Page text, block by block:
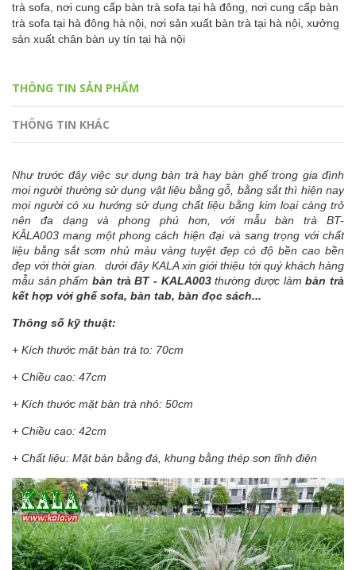
trà sofa, nơi cung cấp bàn trà sofa tại hà đông, nơi cung cấp bàn
trà sofa tại hà đông hà nội, nơi sản xuất bàn trà tại hà nội, xưởng
sản xuất chân bàn uy tín tại hà nội
THÔNG TIN SẢN PHẨM
THÔNG TIN KHÁC
Như trước đây việc sự dụng bàn trà hay bàn ghế trong gia đình
mọi người thường sử dụng vật liệu bằng gỗ, bằng sắt thì hiện nay
mọi người có xu hướng sử dụng chất liệu bằng kim loại càng trở
nên đa dạng và phong phú hơn, với mẫu bàn trà BT-
KÂLA003 mang một phong cách hiện đại và sang trọng với chất
liệu bằng sắt sơm nhủ màu vàng tuyệt đẹp có độ bền cao bền
đẹp với thời gian. dưới đây KALA xin giới thiệu tới quý khách hàng
mẫu sản phẩm bàn trà BT - KALA003thường được làmbàn trà
kết hợp với ghế sofa, bàn tab, bàn đọc sách...
Thông số kỹ thuật:
+ Kích thước mặt bàn trà to: 70cm
+ Chiều cao: 47cm
+ Kích thước mặt bàn trà nhỏ: 50cm
+ Chiều cao: 42cm
+ Chất liệu: Mặt bàn bằng đá, khung bằng thép sơn tĩnh điện